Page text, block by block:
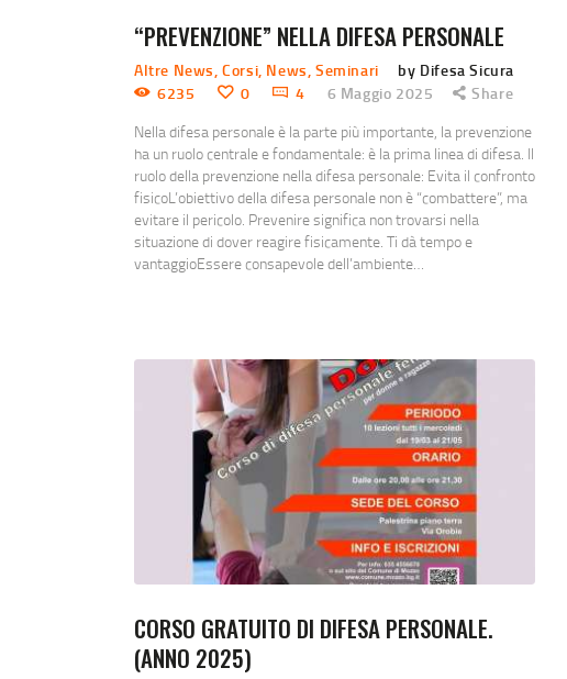
“PREVENZIONE” NELLA DIFESA PERSONALE
Altre News,Corsi, News,Seminari
by Difesa Sicura
6235
0 4 6 Maggio 2025
Share
Nella difesa personale è la parte più importante, la prevenzione
ha un ruolo centrale e fondamentale: è la prima linea di difesa. Il
ruolo della prevenzione nella difesa personale: Evita il confronto
fisicoL’obiettivo della difesa personale non è “combattere”, ma
evitare il pericolo. Prevenire significa non trovarsi nella
situazione di dover reagire fisicamente. Ti dà tempo e
vantaggioEssere consapevole dell’ambiente…
CORSO GRATUITO DI DIFESA PERSONALE.
(ANNO 2025)